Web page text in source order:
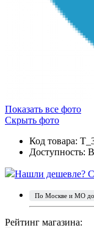
Показать все фото
Скрыть фото
Код товара:
Доступность:
Нашли дешевле?
По Москве и МО
Рейтинг магазина: